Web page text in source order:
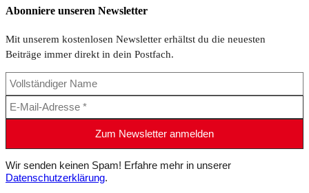
Abonniere unseren Newsletter
Mit unserem kostenlosen Newsletter erhältst du die neuesten
Beiträge immer direkt in dein Postfach.
Wir senden keinen Spam! Erfahre mehr in unserer
Datenschutzerklärung.